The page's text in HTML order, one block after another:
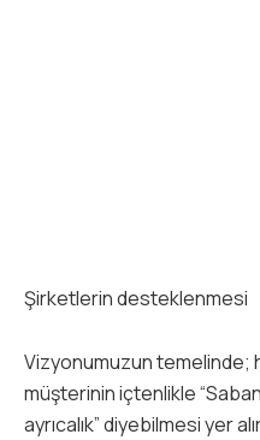
Şirketlerin desteklenmesi
Vizyonumuzun temelinde;
müşterinin içtenlikle
ayrıcalık” diyebilmesi yer